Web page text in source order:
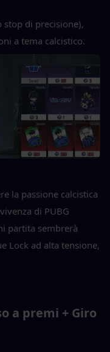
stop di precisione),
a tema calcistico.
la passione calcistica
di PUBG
partita sembrerà
Lock ad alta tensione,
a premi + Giro